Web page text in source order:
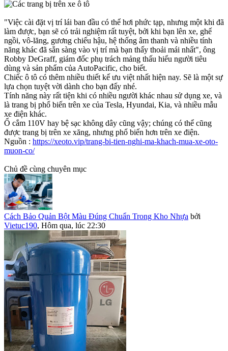
"Việc cài đặt vị trí lái ban đầu có thể hơi phức tạp, nhưng một khi đã
làm được, bạn sẽ có trải nghiệm rất tuyệt, bởi khi bạn lên xe, ghế
ngồi, vô-lăng, gương chiếu hậu, hệ thống âm thanh và nhiều tính
năng khác đã sẵn sàng vào vị trí mà bạn thấy thoải mái nhất", ông
Robby DeGraff, giám đốc phụ trách mảng thấu hiểu người tiêu
dùng và sản phẩm của AutoPacific, cho biết.
Chiếc ô tô có thêm nhiều thiết kế ưu việt nhất hiện nay. Sẽ là một sự
lựa chọn tuyệt vời dành cho bạn đấy nhé.
Tính năng này rất tiện khi có nhiều người khác nhau sử dụng xe, và
là trang bị phổ biến trên xe của Tesla, Hyundai, Kia, và nhiều mẫu
xe điện khác.
Ổ cắm 110V hay bệ sạc không dây cũng vậy; chúng có thể cũng
được trang bị trên xe xăng, nhưng phổ biến hơn trên xe điện.
Nguồn : https://xeoto.vip/trang-bi-tien-nghi-ma-khach-mua-xe-oto-
muon-co/
Chủ đề cùng chuyên mục
Cách Bảo Quản Bột Màu Đúng Chuẩn Trong Kho Nhựa bởi
Vietuc190, Hôm qua, lúc 22:30